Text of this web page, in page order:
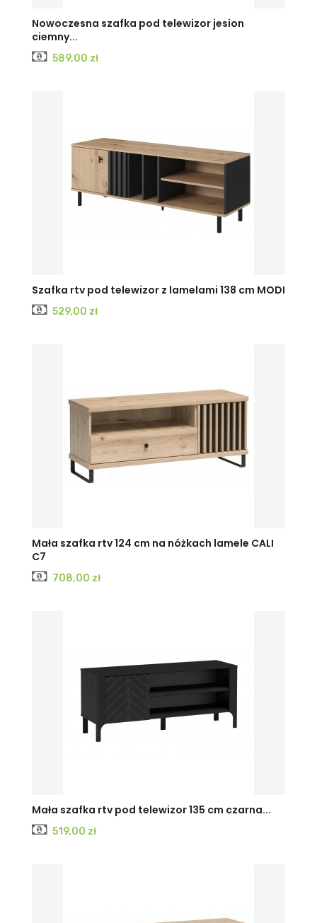
KRAFTJESIONJESION
Nowoczesna szafka pod telewizor jesion
ciemny...
Cena
589,00 zł
Szafka rtv pod telewizor z lamelami 138 cm MODI
Cena
529,00 zł
Mała szafka rtv 124 cm na nóżkach lamele CALI
C7
Cena
708,00 zł
CASHMERE
Czarny
Mała szafka rtv pod telewizor 135 cm czarna...
Cena
519,00 zł